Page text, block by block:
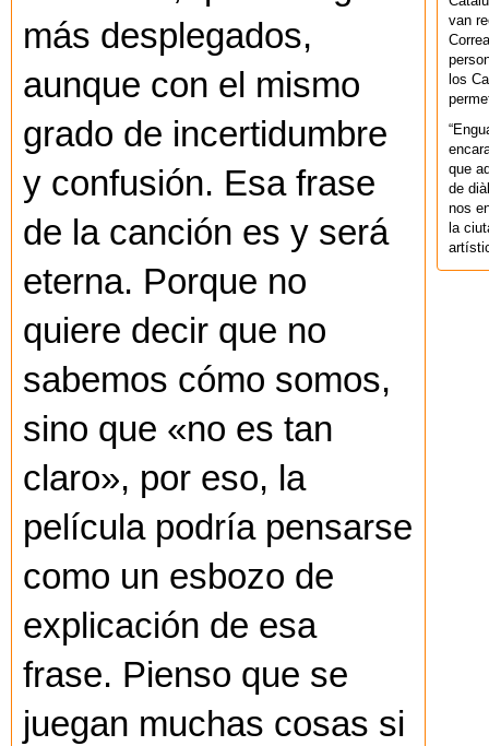
más desplegados,
aunque con el mismo
grado de incertidumbre
y confusión. Esa frase
de la canción es y será
eterna. Porque no
quiere decir que no
sabemos cómo somos,
sino que «no es tan
claro», por eso, la
película podría pensarse
como un esbozo de
explicación de esa
frase. Pienso que se
juegan muchas cosas si
van
los
que
de
nos
la